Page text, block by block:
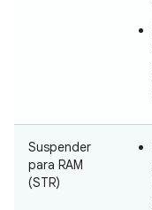
Suspender
para RAM
(STR)